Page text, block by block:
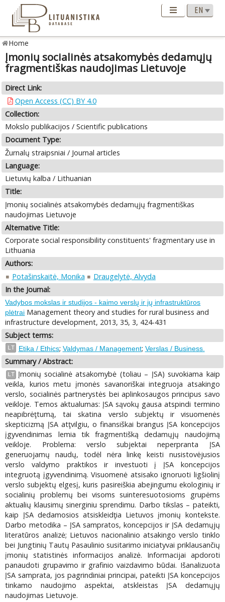
Home
Įmonių socialinės atsakomybės dedamųjų
fragmentiškas naudojimas Lietuvoje
Direct Link:
Open Access (CC) BY 4.0
Collection:
Mokslo publikacijos / Scientific publications
Document Type:
Žurnalų straipsniai / Journal articles
Language:
Lietuvių kalba / Lithuanian
Title:
Įmonių socialinės atsakomybės dedamųjų fragmentiškas
naudojimas Lietuvoje
Alternative Title:
Corporate social responsibility constituents' fragmentary use in
Lithuania
Authors:
Potašinskaitė, Monika
Draugelytė, Alvyda
In the Journal:
Vadybos mokslas ir studijos - kaimo verslų ir jų infrastruktūros
plėtrai Management theory and studies for rural business and
infrastructure development, 2013, 35, 3, 424-431
Subject terms:
LT Etika / Ethics; Valdymas / Management; Verslas / Business.
Summary / Abstract:
LT
Įmonių socialinė atsakomybė (toliau – ĮSA) suvokiama kaip
veikla, kurios metu įmonės savanoriškai integruoja atsakingo
verslo, socialinės partnerystės bei aplinkosaugos principus savo
veikloje. Temos aktualumas: ĮSA sąvokų gausa atspindi termino
neapibrėţtumą, tai skatina verslo subjektų ir visuomenės
skepticizmą ĮSA atţvilgiu, o finansiškai brangus ĮSA koncepcijos
įgyvendinimas lemia tik fragmentišką dedamųjų naudojimą
veikloje. Problema: verslo subjektai neperpranta ĮSA
generuojamų naudų, todėl nėra linkę keisti nusistovėjusios
verslo valdymo praktikos ir investuoti į ĮSA koncepcijos
integruotą įgyvendinimą. Visuomenė atsisako ignoruoti ligšiolinį
verslo subjektų elgesį, kuris pasireiškia abejingumu ekologinių ir
socialinių problemų bei visoms suinteresuotosioms grupėms
aktualių klausimų sinerginiu sprendimu. Darbo tikslas – pateikti,
kaip ĮSA dedamosios atsiskleidţia Lietuvos įmonių kontekste.
Darbo metodika – ĮSA sampratos, koncepcijos ir ĮSA dedamųjų
literatūros analizė; Lietuvos nacionalinio atsakingo verslo tinklo
bei Jungtinių Tautų Pasaulinio susitarimo iniciatyvai priklausančių
įmonių statistinės informacijos analizė. Informacijai apdoroti
panaudoti grupavimo ir grafinio vaizdavimo būdai. Išanalizuota
ĮSA samprata, jos pagrindiniai principai, pateikti ĮSA koncepcijos
tinkamo naudojimo aspektai, atskleistas ĮSA dedamųjų
naudojimas Lietuvoje.